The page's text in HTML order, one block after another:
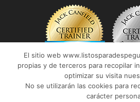
El sitio web
propias y de terceros para recopilar
optimizar su visita
No se utilizarán las cookies para
carácter